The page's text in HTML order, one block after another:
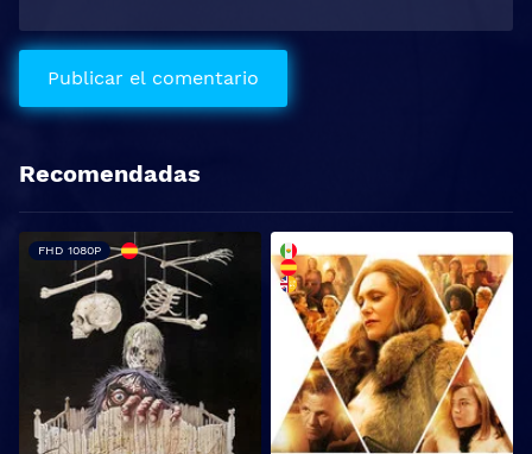
Recomendadas
FHD 1080P